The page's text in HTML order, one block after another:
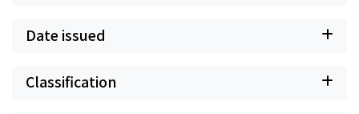
Date issued
Classification